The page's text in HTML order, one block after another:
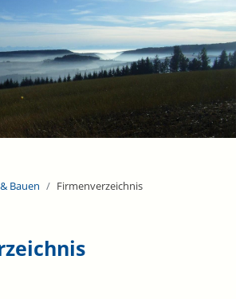
Bauen Firmenverzeichnis